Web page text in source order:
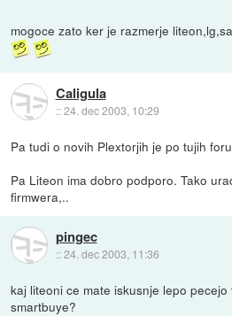
mogoce zato ker je razmerje
Caligula
::24. dec 2003, 10:29
Pa tudi o novih Plextorjih je po tujih
Pa Liteon ima dobro podporo. Tako
firmwera,..
pingec
::24. dec 2003, 11:36
kaj liteoni ce mate iskusnje lepo
smartbuye?